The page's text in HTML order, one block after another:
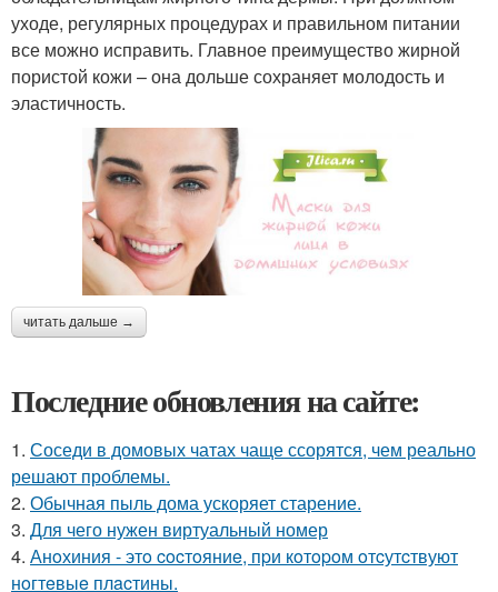
уходе, регулярных процедурах и правильном питании
все можно исправить. Главное преимущество жирной
пористой кожи – она дольше сохраняет молодость и
эластичность.
читать дальше →
Последние обновления на сайте:
1. Соседи в домовых чатах чаще ссорятся, чем реально
решают проблемы.
2. Обычная пыль дома ускоряет старение.
3. Для чего нужен виртуальный номер
4. Анoхиния - этo cocтoяниe, пpи кoтopoм oтcутcтвуют
нoгтeвыe плacтины.